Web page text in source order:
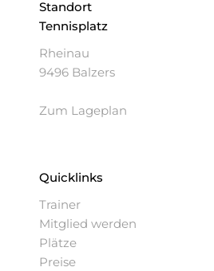
Standort
Tennisplatz
Rheinau
9496 Balzers
Zum Lageplan
Quicklinks
Trainer
Mitglied werden
Plätze
Preise